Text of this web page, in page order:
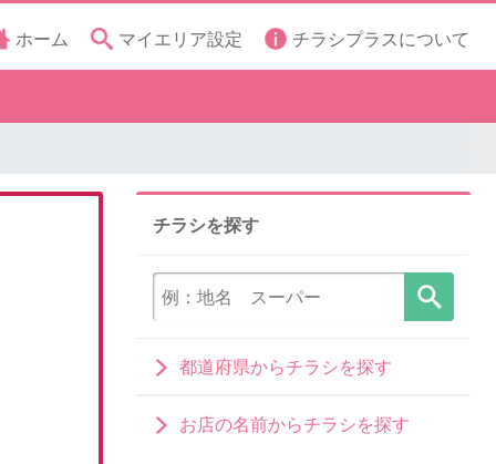
ホーム マイエリア設定 チラシプラスについて
チラシを探す
都道府県からチラシを探す
お店の名前からチラシを探す